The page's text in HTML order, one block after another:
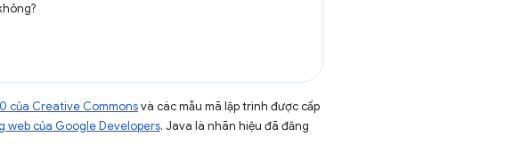
của Creative Commonsvà các mẫu mã lập trình được cấp
web của Google Developers. Java là nhãn hiệu đã đăng